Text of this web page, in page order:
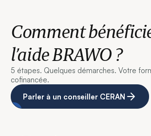
Comment
l’aide BRAWO ?
5 étapes. Quelques démarches. Votre
cofinancée.
Parler à un conseiller CERAN